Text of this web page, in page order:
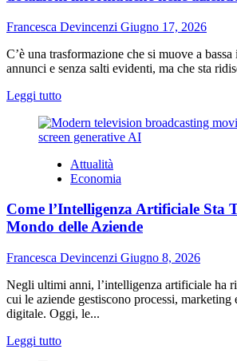
Simone
Marinelli
centra
11
pronostici
Francesca Devincenzi Giugno 17, 2026
C’è una trasformazione che si muove a bassa
annunci e senza salti evidenti, ma che sta
Leggi tuttoLeggi
più
su
e
tecnologia:
stanno
cambiando
dotazioni
informatiche
nelle
aziende
locali
Attualità
Economia
Come l’Intelligenza Artificiale Sta
Mondo delle Aziende
Francesca Devincenzi Giugno 8, 2026
Negli ultimi anni, l’intelligenza artificiale ha
cui le aziende gestiscono processi, marketing
digitale. Oggi, le...
Leggi tuttoLeggi